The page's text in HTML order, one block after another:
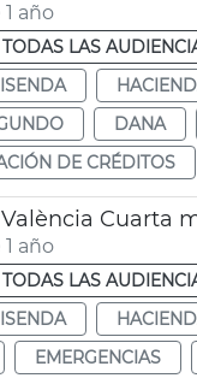
año
TODAS LAS
DANA
DE CRÉDITOS
Cuarta
año
TODAS LAS
EMERGENCIAS